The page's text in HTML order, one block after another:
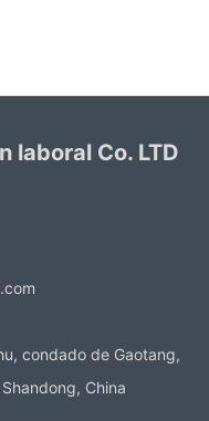
laboral Co. LTD
condado de Gaotang,
China